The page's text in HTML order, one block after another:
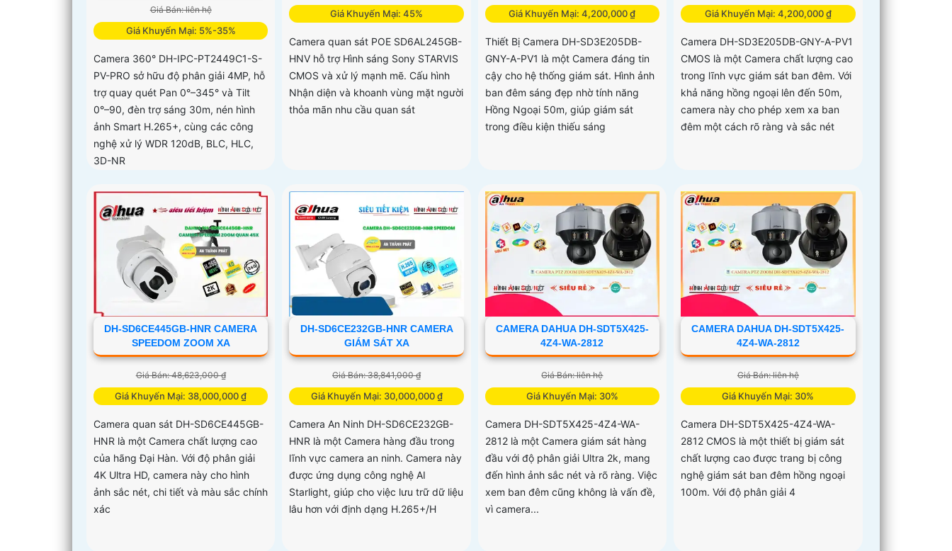
Giá Bán: liên hệ
Giá Khuyến Mại: 5%-35%
Camera 360° DH-IPC-PT2449C1-S-
PV-PRO sở hữu độ phân giải 4MP, hỗ
trợ quay quét Pan 0°–345° và Tilt
0°–90, đèn trợ sáng 30m, nén hình
ảnh Smart H.265+, cùng các công
nghệ xử lý WDR 120dB, BLC, HLC,
3D-NR
Giá Khuyến Mại: 45%
Camera quan sát POE SD6AL245GB-
HNV hỗ trợ Hình sáng Sony STARVIS
CMOS và xử lý mạnh mẽ. Cấu hình
Nhận diện và khoanh vùng mặt người
thỏa mãn nhu cầu quan sát
Giá Khuyến Mại: 4,200,000 ₫
Thiết Bị Camera DH-SD3E205DB-
GNY-A-PV1 là một Camera đáng tin
cậy cho hệ thống giám sát. Hình ảnh
ban đêm sáng đẹp nhờ tính năng
Hồng Ngoại 50m, giúp giám sát
trong điều kiện thiếu sáng
Giá Khuyến Mại: 4,200,000 ₫
Camera DH-SD3E205DB-GNY-A-PV1
CMOS là một Camera chất lượng cao
trong lĩnh vực giám sát ban đêm. Với
khả năng hồng ngoại lên đến 50m,
camera này cho phép xem xa ban
đêm một cách rõ ràng và sắc nét
DH-SD6CE445GB-HNR CAMERA
SPEEDOM ZOOM XA
Giá Bán: 48,623,000 ₫
Giá Khuyến Mại: 38,000,000 ₫
Camera quan sát DH-SD6CE445GB-
HNR là một Camera chất lượng cao
của hãng Đại Hàn. Với độ phân giải
4K Ultra HD, camera này cho hình
ảnh sắc nét, chi tiết và màu sắc chính
xác
DH-SD6CE232GB-HNR CAMERA
GIÁM SÁT XA
Giá Bán: 38,841,000 ₫
Giá Khuyến Mại: 30,000,000 ₫
Camera An Ninh DH-SD6CE232GB-
HNR là một Camera hàng đầu trong
lĩnh vực camera an ninh. Camera này
được ứng dụng công nghệ AI
Starlight, giúp cho việc lưu trữ dữ liệu
lâu hơn với định dạng H.265+/H
CAMERA DAHUA DH-SDT5X425-
4Z4-WA-2812
Giá Bán: liên hệ
Giá Khuyến Mại: 30%
Camera DH-SDT5X425-4Z4-WA-
2812 là một Camera giám sát hàng
đầu với độ phân giải Ultra 2k, mang
đến hình ảnh sắc nét và rõ ràng. Việc
xem ban đêm cũng không là vấn đề,
vì camera...
CAMERA DAHUA DH-SDT5X425-
4Z4-WA-2812
Giá Bán: liên hệ
Giá Khuyến Mại: 30%
Camera DH-SDT5X425-4Z4-WA-
2812 CMOS là một thiết bị giám sát
chất lượng cao được trang bị công
nghệ giám sát ban đêm hồng ngoại
100m. Với độ phân giải 4